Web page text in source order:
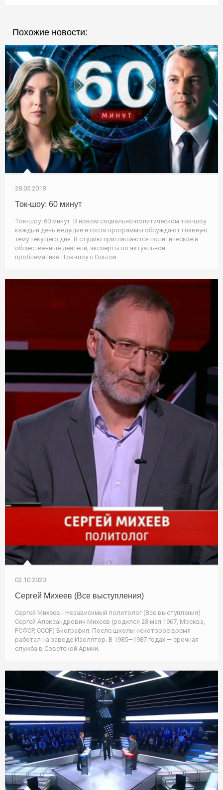
Похожие новости:
28.05.2018
Ток-шоу: 60 минут
Ток-шоу: 60 минут. В новом социально-политическом ток-шоу
каждый день ведущие и гости программы обсуждают главную
тему текущего дня. В студию приглашаются политические и
общественные деятели, эксперты по актуальной
проблематике. Ток-шоу с Ольгой
02.10.2020
Сергей Михеев (Все выступления)
Сергей Михеев - Независимый политолог (Все выступления)
Сергей Александрович Михеев (родился 28 мая 1967, Москва,
РСФСР, СССР) Биография: После школы некоторое время
работал на заводе Изолятор. В 1985—1987 годах — срочная
служба в Советской Армии.